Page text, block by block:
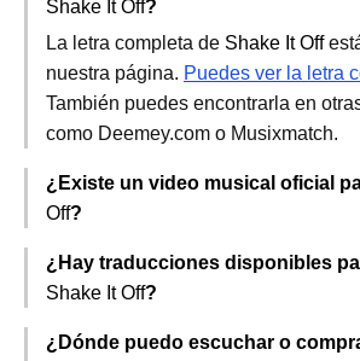
Shake It Off?
La letra completa de Shake It Off
nuestra página. Puedes ver la letra
También puedes encontrarla en
como Deemey.com o Musixmatch.
¿Existe un video musical oficial
Off?
¿Hay traducciones disponibles
Shake It Off?
¿Dónde puedo escuchar o